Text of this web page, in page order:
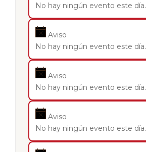
No hay ningún evento este día.
Aviso
No hay ningún evento este día.
Aviso
No hay ningún evento este día.
Aviso
No hay ningún evento este día.